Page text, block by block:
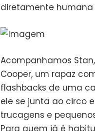
diretamente humana
Acompanhamos
Cooper, um rapaz
flashbacks de uma
ele se junta ao circo
trucagens e
Para quem já é